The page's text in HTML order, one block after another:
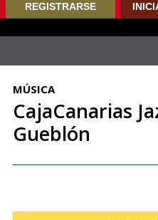
REGISTRARSE
MÚSICA
CajaCanarias
Gueblón